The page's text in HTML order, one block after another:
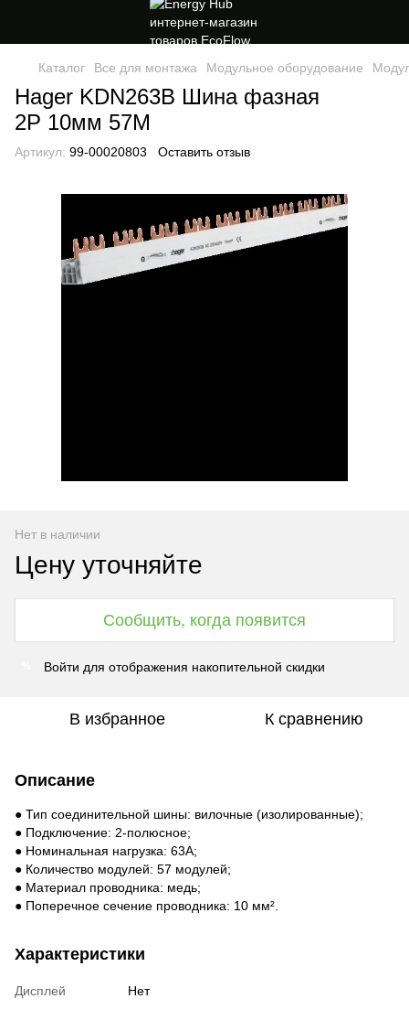
Каталог Все для монтажа Модульное оборудование
Hager KDN263B Шина фазная
2P 10мм 57M
Артикул: 99-00020803 Оставить отзыв
Нет в наличии
Цену уточняйте
Сообщить, когда появится
Войти для отображения накопительной скидки
В избранное К сравнению
Описание
● Тип соединительной шины: вилочные (изолированные);
● Подключение: 2-полюсное;
● Номинальная нагрузка: 63А;
● Количество модулей: 57 модулей;
● Материал проводника: медь;
● Поперечное сечение проводника: 10 мм².
Характеристики
Дисплей Нет